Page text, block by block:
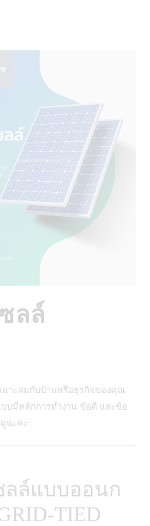
ลล์
มาะสมกับบ้านหรือธุรกิจของคุณ
บบมีหลักการทำงาน ข้อดี และข้อ
นะคะ:
ลล์แบบออนก
TIED